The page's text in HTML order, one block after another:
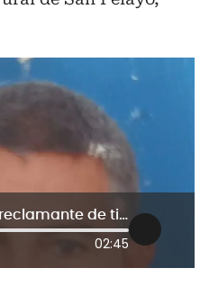
Asesinan a líder reclamante de tierras que había sido secuestrado en Arboletes
02:45